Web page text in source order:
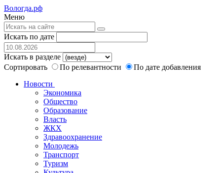
Вологда.рф
Меню
Искать по дате
Искать в разделе
Сортировать
По релевантности
По дате добавления
Новости
Экономика
Общество
Образование
Власть
ЖКХ
Здравоохранение
Молодежь
Транспорт
Туризм